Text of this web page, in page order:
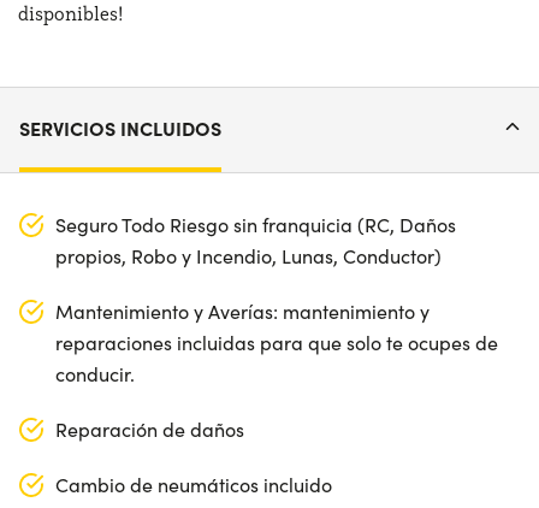
disponibles!
SERVICIOS INCLUIDOS
Seguro Todo Riesgo sin franquicia (RC, Daños
propios, Robo y Incendio, Lunas, Conductor)
Mantenimiento y Averías: mantenimiento y
reparaciones incluidas para que solo te ocupes de
conducir.
Reparación de daños
Cambio de neumáticos incluido